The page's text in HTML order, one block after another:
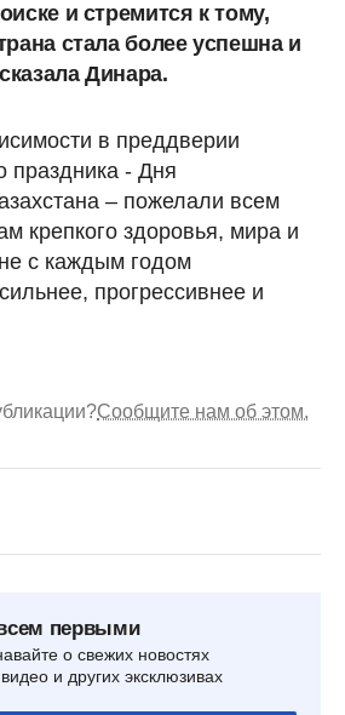
и стремится к тому,
стала более успешна и
Динара.
в преддверии
праздника - Дня
– пожелали всем
крепкого здоровья, мира и
с каждым годом
прогрессивнее и
Сообщите нам об этом.
первыми
о свежих новостях
и других эксклюзивах